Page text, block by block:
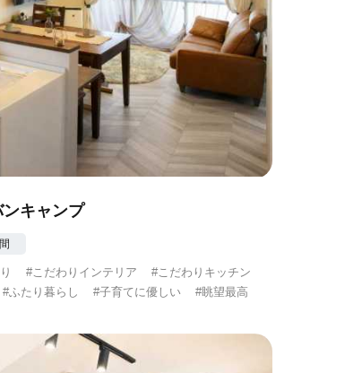
キャンプ
#こだわりインテリア
#こだわりキッチン
#ふたり暮らし #子育てに優しい #眺望最高